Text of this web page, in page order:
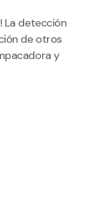
La detección
de otros
y